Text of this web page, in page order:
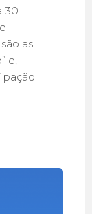
30
as
e,